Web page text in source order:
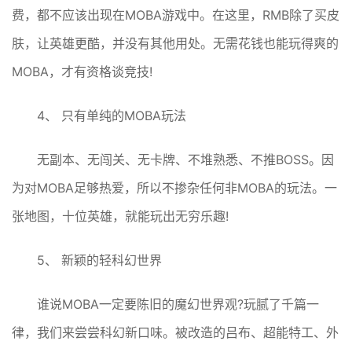
费，都不应该出现在MOBA游戏中。在这里，RMB除了买皮
肤，让英雄更酷，并没有其他用处。无需花钱也能玩得爽的
MOBA，才有资格谈竞技!
4、 只有单纯的MOBA玩法
无副本、无闯关、无卡牌、不堆熟悉、不推BOSS。因
为对MOBA足够热爱，所以不掺杂任何非MOBA的玩法。一
张地图，十位英雄，就能玩出无穷乐趣!
5、 新颖的轻科幻世界
谁说MOBA一定要陈旧的魔幻世界观?玩腻了千篇一
律，我们来尝尝科幻新口味。被改造的吕布、超能特工、外